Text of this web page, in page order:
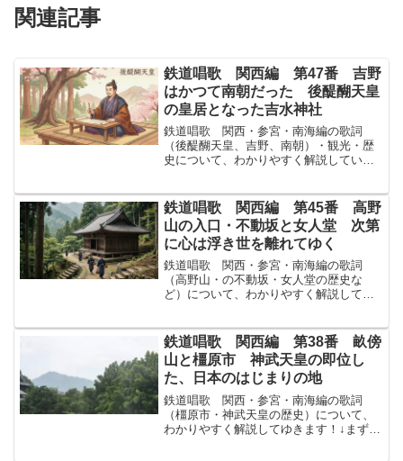
関連記事
鉄道唱歌 関西編 第47番 吉野
はかつて南朝だった 後醍醐天皇
の皇居となった吉水神社
鉄道唱歌 関西・参宮・南海編の歌詞
（後醍醐天皇、吉野、南朝）・観光・歴
史について、わかりやすく解説していま
となりたりし吉水院よしみずいんの月の
かげ曇くもるか今も夜なよ...
鉄道唱歌 関西編 第45番 高野
山の入口・不動坂と女人堂 次第
に心は浮き世を離れてゆく
鉄道唱歌 関西・参宮・南海編の歌詞
（高野山・の不動坂・女人堂の歴史な
ど）について、わかりやすく解説してい
き女人堂にょにんどうみれば心もおのづ
から塵ちりの浮き世を離れけ...
鉄道唱歌 関西編 第38番 畝傍
山と橿原市 神武天皇の即位し
た、日本のはじまりの地
鉄道唱歌 関西・参宮・南海編の歌詞
（橿原市・神武天皇の歴史）について、
わかりやすく解説してゆきます！↓まずは